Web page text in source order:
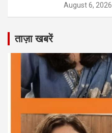
August 6, 2026
ताज़ा खबरें